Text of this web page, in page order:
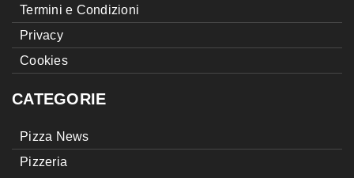
Termini e Condizioni
Privacy
Cookies
CATEGORIE
Pizza News
Pizzeria